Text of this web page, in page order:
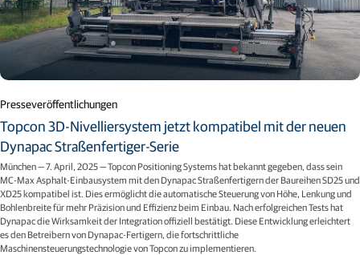
Presseveröffentlichungen
Topcon 3D-Nivelliersystem jetzt kompatibel mit der neuen
Dynapac Straßenfertiger-Serie
München — 7. April, 2025 — Topcon Positioning Systems hat bekannt gegeben, dass sein
MC-Max Asphalt-Einbausystem mit den Dynapac Straßenfertigern der Baureihen SD25 und
XD25 kompatibel ist. Dies ermöglicht die automatische Steuerung von Höhe, Lenkung und
Bohlenbreite für mehr Präzision und Effizienz beim Einbau. Nach erfolgreichen Tests hat
Dynapac die Wirksamkeit der Integration offiziell bestätigt. Diese Entwicklung erleichtert
es den Betreibern von Dynapac-Fertigern, die fortschrittliche
Maschinensteuerungstechnologie von Topcon zu implementieren.